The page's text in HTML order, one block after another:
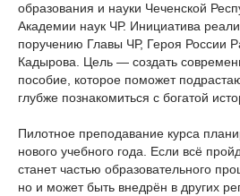
образования и науки Чеченской
Академии наук ЧР. Инициатива
поручению Главы ЧР, Героя России
Кадырова. Цель — создать
пособие, которое поможет
глубже познакомиться с богатой
Пилотное преподавание курса
нового учебного года. Если всё
станет частью образовательного
но и может быть внедрён в других